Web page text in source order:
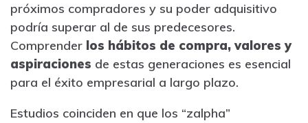
próximos compradores y su poder adquisitivo
podría superar al de sus predecesores.
Comprender los hábitos de compra, valores y
aspiraciones de estas generaciones es esencial
para el éxito empresarial a largo plazo.
Estudios coinciden en que los “zalpha”